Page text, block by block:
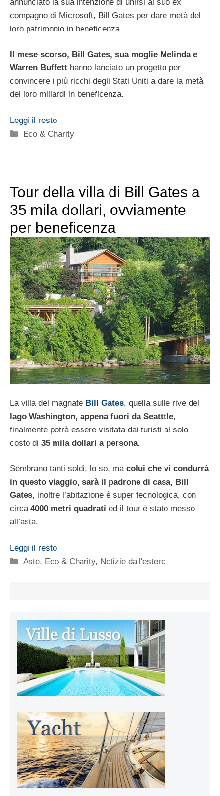
annunciato la sua intenzione di unirsi al suo ex
compagno di Microsoft, Bill Gates per dare metà del
loro patrimonio in beneficenza.
Il mese scorso, Bill Gates, sua moglie Melinda e
Warren Buffett hanno lanciato un progetto per
convincere i più ricchi degli Stati Uniti a dare la metà
dei loro miliardi in beneficenza.
Leggi il resto
Categorie
Eco & Charity
Tour della villa di Bill Gates a
35 mila dollari, ovviamente
per beneficenza
La villa del magnate Bill Gates, quella sulle rive del
lago Washington, appena fuori da Seatttle,
finalmente potrà essere visitata dai turisti al solo
costo di 35 mila dollari a persona.
Sembrano tanti soldi, lo so, ma colui che vi condurrà
in questo viaggio, sarà il padrone di casa, Bill
Gates, inoltre l’abitazione è super tecnologica, con
circa 4000 metri quadrati ed il tour è stato messo
all’asta.
Leggi il resto
Categorie
Aste, Eco & Charity, Notizie dall'estero